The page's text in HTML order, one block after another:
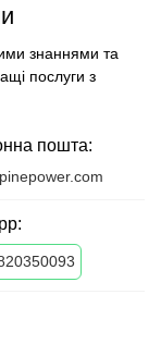
знаннями та
послуги з
пошта: